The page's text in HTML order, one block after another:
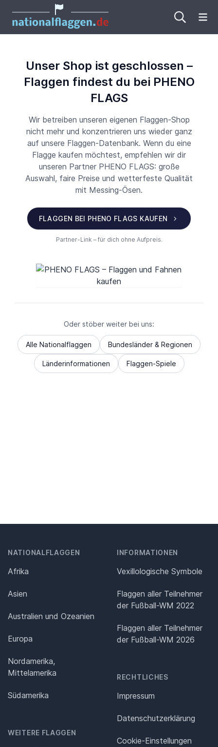
Unser Shop ist geschlossen –
Flaggen findest du bei PHENO
FLAGS
Wir betreiben unseren eigenen Flaggen-Shop
nicht mehr und konzentrieren uns wieder ganz
auf unsere Flaggen-Datenbank. Wenn du eine
Flagge kaufen möchtest, empfehlen wir dir
unseren Partner PHENO FLAGS: große
Auswahl, faire Preise und wetterfeste Qualität
mit Messing-Ösen.
FLAGGEN BEI PHENO FLAGS KAUFEN
Partner-Link – für dich ohne Aufpreis.
Oder stöber weiter bei uns:
Alle Nationalflaggen Bundesländer & Regionen
Länderinformationen Flaggen-Spiele
NATIONALFLAGGEN
Afrika
Asien
Australien und Ozeanien
Europa
Nordamerika,
Mittelamerika
Südamerika
WEITERE FLAGGEN
INFORMATIONEN
Vexillologische Symbole
Flaggen aller Teilnehmer
der Fußball-WM 2022
Flaggen aller Teilnehmer
der Fußball-WM 2026
RECHTLICHES
Impressum
Datenschutz­erklärung
Cookie-Einstellungen